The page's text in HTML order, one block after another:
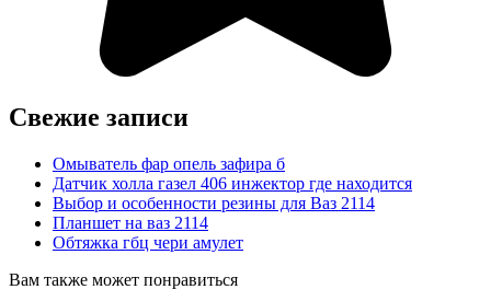
Свежие записи
Омыватель фар опель зафира б
Датчик холла газел 406 инжектор где находится
Выбор и особенности резины для Ваз 2114
Планшет на ваз 2114
Обтяжка гбц чери амулет
Вам также может понравиться